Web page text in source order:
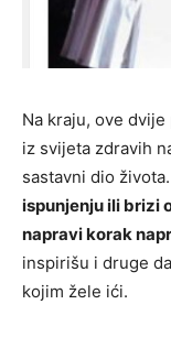
Na kraju, ove
iz svijeta zdravih
sastavni dio života.
ispunjenju ili brizi
napravi korak
inspirišu i druge
kojim žele ići.